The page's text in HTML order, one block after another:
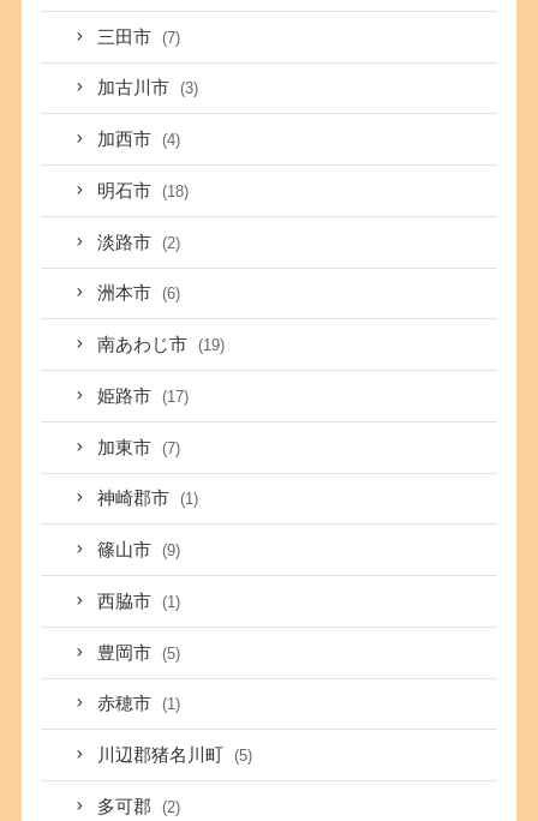
三田市 (7)
加古川市 (3)
加西市 (4)
明石市 (18)
淡路市 (2)
洲本市 (6)
南あわじ市 (19)
姫路市 (17)
加東市 (7)
神崎郡市 (1)
篠山市 (9)
西脇市 (1)
豊岡市 (5)
赤穂市 (1)
川辺郡猪名川町 (5)
多可郡 (2)